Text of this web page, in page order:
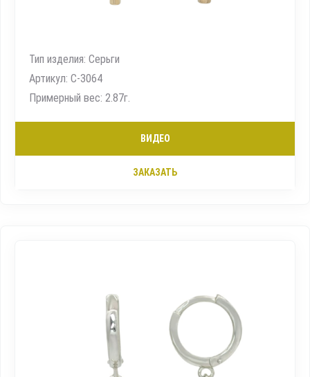
Тип изделия: Серьги
Артикул: С-3064
Примерный вес: 2.87г.
ВИДЕО
ЗАКАЗАТЬ